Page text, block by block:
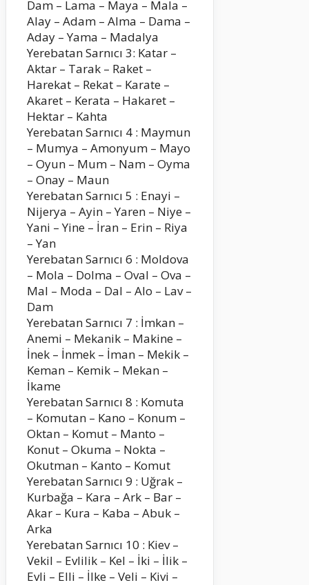
Dam – Lama – Maya – Mala –
Alay – Adam – Alma – Dama –
Aday – Yama – Madalya
Yerebatan Sarnıcı 3: Katar –
Aktar – Tarak – Raket –
Harekat – Rekat – Karate –
Akaret – Kerata – Hakaret –
Hektar – Kahta
Yerebatan Sarnıcı 4 : Maymun
– Mumya – Amonyum – Mayo
– Oyun – Mum – Nam – Oyma
– Onay – Maun
Yerebatan Sarnıcı 5 : Enayi –
Nijerya – Ayin – Yaren – Niye –
Yani – Yine – İran – Erin – Riya
– Yan
Yerebatan Sarnıcı 6 : Moldova
– Mola – Dolma – Oval – Ova –
Mal – Moda – Dal – Alo – Lav –
Dam
Yerebatan Sarnıcı 7 : İmkan –
Anemi – Mekanik – Makine –
İnek – İnmek – İman – Mekik –
Keman – Kemik – Mekan –
İkame
Yerebatan Sarnıcı 8 : Komuta
– Komutan – Kano – Konum –
Oktan – Komut – Manto –
Konut – Okuma – Nokta –
Okutman – Kanto – Komut
Yerebatan Sarnıcı 9 : Uğrak –
Kurbağa – Kara – Ark – Bar –
Akar – Kura – Kaba – Abuk –
Arka
Yerebatan Sarnıcı 10 : Kiev –
Vekil – Evlilik – Kel – İki – İlik –
Evli – Elli – İlke – Veli – Kivi –